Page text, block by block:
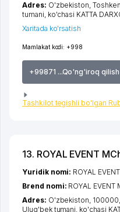
Mamlakat kodi: +998
+99871 ...Qo'ng'iroq qilish
Tashkilot tegishli bo'lgan
Adres: O'zbekiston,
tumani, ko'chasi KATTA
Xaritada ko'rsatish
13. ROYAL EVENT
Yuridik nomi: ROYAL
Brend nomi: ROYAL EVENT
Adres: O'zbekiston, 100000,
Ulug'bek tumani ko'chasi